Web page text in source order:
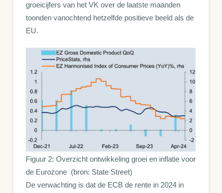
groeicijfers van het VK over de laatste maanden
toonden vanochtend hetzelfde positieve beeld als de
EU.
Figuur 2: Overzicht ontwikkeling groei en inflatie voor
de Eurozone (bron: State Street)
De verwachting is dat de ECB de rente in 2024 in